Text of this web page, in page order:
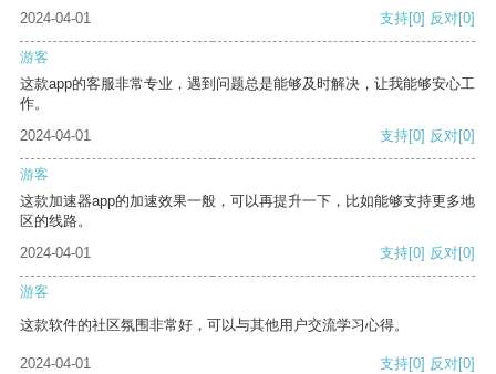
2024-04-01 支持[0] 反对[0]
游客
这款app的客服非常专业，遇到问题总是能够及时解决，让我能够安心工
作。
2024-04-01
支持[0] 反对[0]
游客
这款加速器app的加速效果一般，可以再提升一下，比如能够支持更多地
区的线路。
2024-04-01
支持[0] 反对[0]
游客
这款软件的社区氛围非常好，可以与其他用户交流学习心得。
2024-04-01 支持[0] 反对[0]